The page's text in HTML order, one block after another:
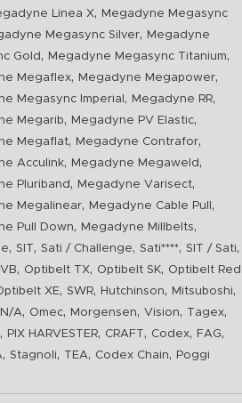
Linea X,
Megadyne Megasync
Megasync Silver,
Megadyne
Gold , Megadyne Megasync Titanium,
Megaflex, Megadyne Megapower,
Megasync Imperial , Megadyne RR,
Megarib, Megadyne PV Elastic,
Megaflat, Megadyne Contrafor,
Acculink, Megadyne Megaweld ,
Pluriband , Megadyne Varisect,
Megalinear, Megadyne Cable Pull ,
Pull Down, Megadyne Millbelts,
, SIT , Sati / Challenge, Sati****, SIT / Sati,
, Optibelt TX, Optibelt SK, Optibelt Red
XE, SWR, Hutchinson, Mitsuboshi,
N/A, Omec, Morgensen, Vision, Tagex,
, PIX HARVESTER, CRAFT , Codex, FAG,
, Stagnoli, TEA, Codex Chain, Poggi